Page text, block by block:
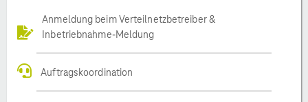
Anmeldung beim Verteilnetzbetreiber &
Inbetriebnahme-Meldung
Auftragskoordination